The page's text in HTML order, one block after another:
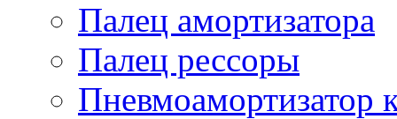
Палец амортизатора
Палец рессоры
Пневмоамортизатор